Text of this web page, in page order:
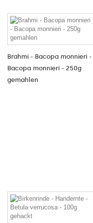
Brahmi - Bacopa monnieri -
Bacopa monnieri - 250g
gemahlen